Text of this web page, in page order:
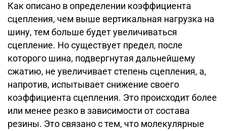
Как описано в определении коэффициента
сцепления, чем выше вертикальная нагрузка на
шину, тем больше будет увеличиваться
сцепление. Но существует предел, после
которого шина, подвергнутая дальнейшему
сжатию, не увеличивает степень сцепления, а,
напротив, испытывает снижение своего
коэффициента сцепления. Это происходит более
или менее резко в зависимости от состава
резины. Это связано с тем, что молекулярные